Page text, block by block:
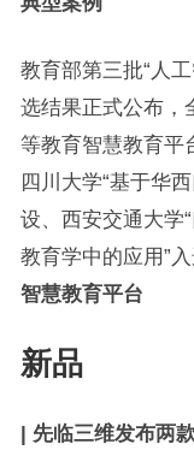
教育部第三批“人
选结果正式公布，
等教育智慧教育平
四川大学“基于华
设、西安交通大学
教育学中的应用”入
智慧教育平台
新品
| 先临三维发布两